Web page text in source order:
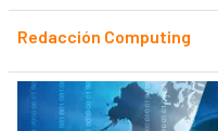
Redacción Computing